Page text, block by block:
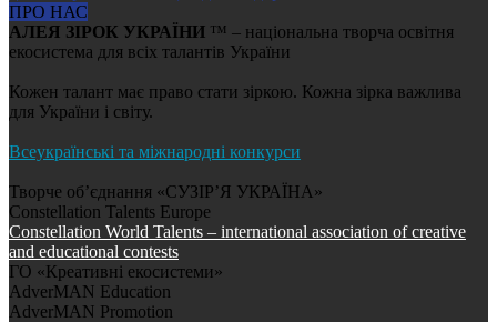
ПРО НАС
АЛЕЯ ЗІРОК УКРАЇНИ ™ – національна творча освітня
екосистема для всіх талантів України
Кожен талант має право стати зіркою. Кожна зірка важлива
для України і світу.
Всеукраїнські та міжнародні конкурси
Творче об’єднання «СУЗІР’Я УКРАЇНА»
Constellation Talents Europe
Constellation World Talents – international association of creative
and educational contests
ГО «Креативні екосистеми»
AdverMAN Education
AdverMAN Promotion